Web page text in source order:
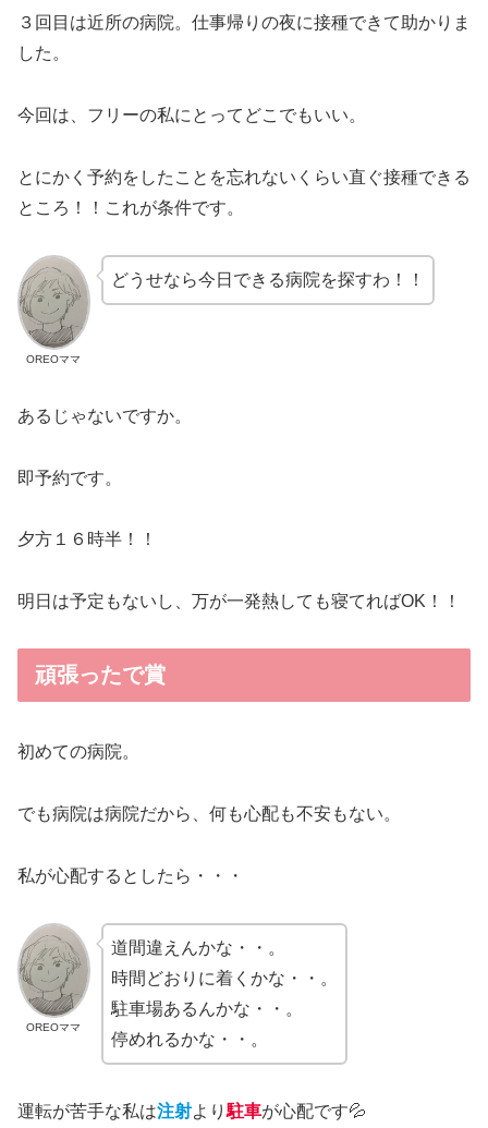
３回目は近所の病院。仕事帰りの夜に接種できて助かりま
した。
今回は、フリーの私にとってどこでもいい。
とにかく予約をしたことを忘れないくらい直ぐ接種できる
ところ！！これが条件です。
OREOママ
どうせなら今日できる病院を探すわ！！
あるじゃないですか。
即予約です。
夕方１６時半！！
明日は予定もないし、万が一発熱しても寝てればOK！！
頑張ったで賞
初めての病院。
でも病院は病院だから、何も心配も不安もない。
私が心配するとしたら・・・
OREOママ
道間違えんかな・・。
時間どおりに着くかな・・。
駐車場あるんかな・・。
停めれるかな・・。
運転が苦手な私は注射より 駐車が心配です💦